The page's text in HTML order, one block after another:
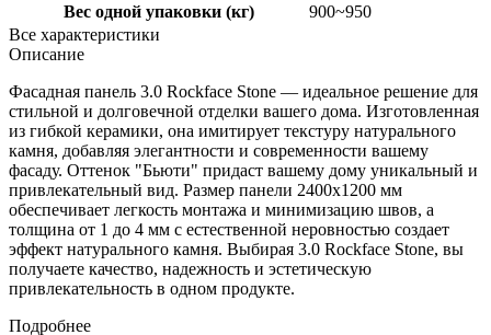
Вес одной упаковки (кг)
900~950
Все характеристики
Описание
Фасадная панель 3.0 Rockface Stone — идеальное решение для
стильной и долговечной отделки вашего дома. Изготовленная
из гибкой керамики, она имитирует текстуру натурального
камня, добавляя элегантности и современности вашему
фасаду. Оттенок "Бьюти" придаст вашему дому уникальный и
привлекательный вид. Размер панели 2400x1200 мм
обеспечивает легкость монтажа и минимизацию швов, а
толщина от 1 до 4 мм с естественной неровностью создает
эффект натурального камня. Выбирая 3.0 Rockface Stone, вы
получаете качество, надежность и эстетическую
привлекательность в одном продукте.
Подробнее